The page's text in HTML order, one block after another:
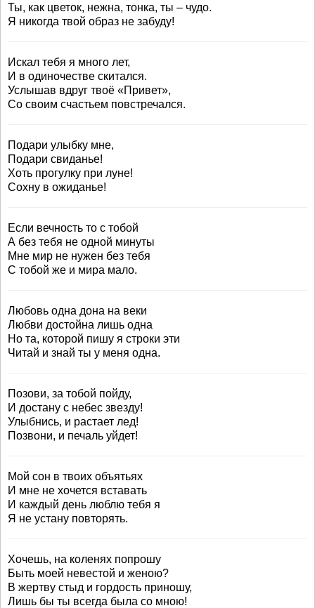
Ты, как цветок, нежна, тонка, ты – чудо.
Я никогда твой образ не забуду!
Искал тебя я много лет,
И в одиночестве скитался.
Услышав вдруг твоё «Привет»,
Со своим счастьем повстречался.
Подари улыбку мне,
Подари свиданье!
Хоть прогулку при луне!
Сохну в ожиданье!
Если вечность то с тобой
А без тебя не одной минуты
Мне мир не нужен без тебя
С тобой же и мира мало.
Любовь одна дона на веки
Любви достойна лишь одна
Но та, которой пишу я строки эти
Читай и знай ты у меня одна.
Позови, за тобой пойду,
И достану с небес звезду!
Улыбнись, и растает лед!
Позвони, и печаль уйдет!
Мой сон в твоих объятьях
И мне не хочется вставать
И каждый день люблю тебя я
Я не устану повторять.
Хочешь, на коленях попрошу
Быть моей невестой и женою?
В жертву стыд и гордость приношу,
Лишь бы ты всегда была со мною!